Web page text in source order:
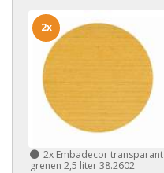
2x Embadecor transparant
grenen 2,5 liter 38.2602
2x